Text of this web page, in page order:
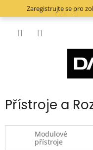
Zaregistrujte se pro
CZK
Přístroje a
Modulové
přístroje